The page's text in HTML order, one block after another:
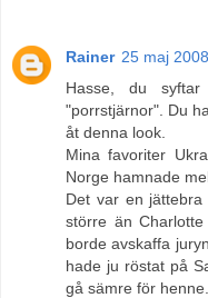
Rainer 25 maj
Hasse, du
"porrstjärnor". Du
åt denna look.
Mina favoriter
Norge hamnade
Det var en
större än
borde avskaffa
hade ju röstat på
gå sämre för henne...